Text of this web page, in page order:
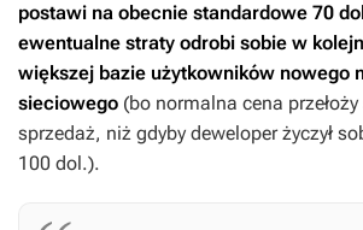
postawi na obecnie standardowe 70
ewentualne straty odrobi sobie w
większej bazie użytkowników nowego
sieciowego (bo normalna cena
sprzedaż, niż gdyby deweloper życzył
100 dol.).